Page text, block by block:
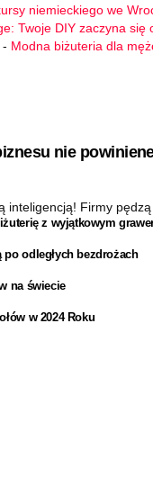
niemieckiego we
Twoje DIY zaczyna się
- Modna biżuteria dla
nie
inteligencją! Firmy
z wyjątkowym
po odległych bezdrożach
na świecie
w 2024 Roku